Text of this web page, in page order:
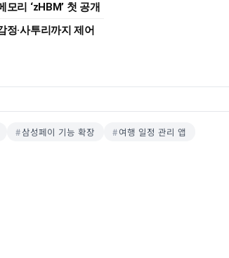
리 ‘zHBM’ 첫 공개
정·사투리까지 제어
삼성페이 기능 확장
여행 일정 관리 앱